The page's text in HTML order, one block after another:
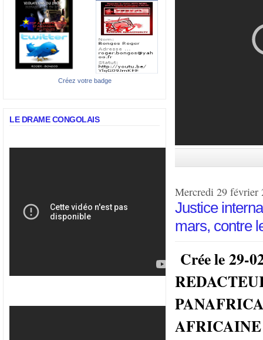
Créez votre badge
LE DRAME CONGOLAIS
Mercredi 29 février
Justice
mars, contre
Crée le 29-